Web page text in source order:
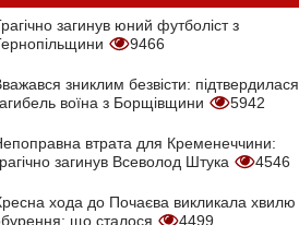
загинув юний футболіст з
9466
зниклим безвісти: підтвердилася
воїна з Борщівщини
5942
втрата для Кременеччини:
загинув Всеволод Штука
4546
хода до Почаєва викликала хвилю
що сталося
4499